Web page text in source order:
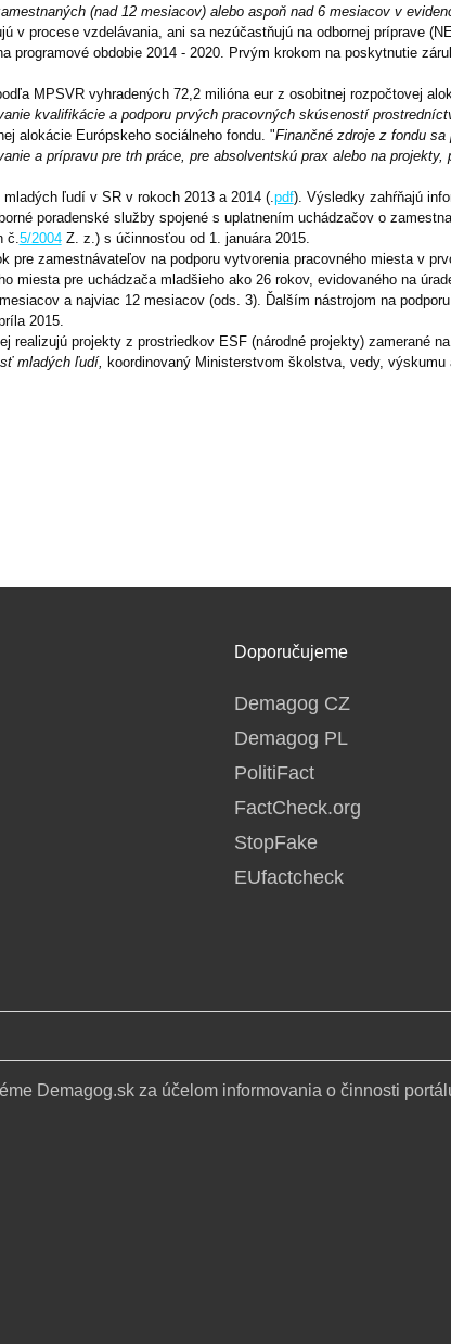
(nad 12 mesiacov) alebo aspoň nad 6 mesiacov v
procese vzdelávania, ani sa nezúčastňujú na odbornej príprave
programové obdobie 2014 - 2020. Prvým krokom na poskytnutie
MPSVR vyhradených 72,2 milióna eur z osobitnej rozpočtovej
kvalifikácie a podporu prvých pracovných skúseností
alokácie Európskeho sociálneho fondu. "Finančné zdroje z fondu
a prípravu pre trh práce, pre absolventskú prax alebo na
ľudí v SR v rokoch 2013 a 2014 (. pdf). Výsledky zahŕňajú
poradenské služby spojené s uplatnením uchádzačov o
č. 5/2004Z. z.) s účinnosťou od 1. januára 2015.
pre zamestnávateľov na podporu vytvorenia pracovného miesta v
pre uchádzača mladšieho ako 26 rokov, evidovaného na
a najviac 12 mesiacov (ods. 3). Ďalším nástrojom na
2015.
projekty z prostriedkov ESF (národné projekty) zamerané
mladých ľudí, koordinovaný Ministerstvom školstva, vedy,
Doporučujeme
Demagog CZ
Demagog PL
PolitiFact
FactCheck.org
StopFake
EUfactcheck
Demagog.sk za účelom informovania o činnosti